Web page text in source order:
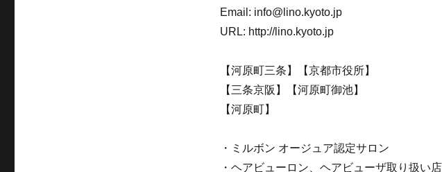
Email: info@lino.kyoto.jp
URL: http://lino.kyoto.jp
【河原町三条】【京都市役所】
【三条京阪】【河原町御池】
【河原町】
・ミルボン オージュア認定サロン
・ヘアビューロン、ヘアビューザ取り扱い店